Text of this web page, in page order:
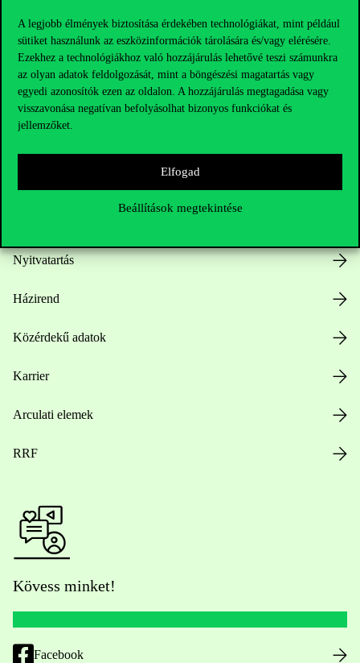
A legjobb élmények biztosítása érdekében technológiákat, mint például
sütiket használunk az eszközinformációk tárolására és/vagy elérésére.
Ezekhez a technológiákhoz való hozzájárulás lehetővé teszi számunkra
az olyan adatok feldolgozását, mint a böngészési magatartás vagy
egyedi azonosítók ezen az oldalon. A hozzájárulás megtagadása vagy
visszavonása negatívan befolyásolhat bizonyos funkciókat és
jellemzőket.
Elfogad
Beállítások megtekintése
HUB jelenlegi hallgatóinknak
Sajtó:press@uni-corvinus.hu
Hasznos linkek
Nyitvatartás
Házirend
Közérdekű adatok
Karrier
Arculati elemek
RRF
Kövess minket!
Facebook